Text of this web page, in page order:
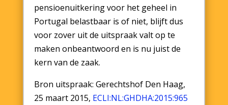
pensioenuitkering voor het geheel in
Portugal belastbaar is of niet, blijft dus
voor zover uit de uitspraak valt op te
maken onbeantwoord en is nu juist de
kern van de zaak.
Bron uitspraak: Gerechtshof Den Haag,
25 maart 2015, ECLI:NL:GHDHA:2015:965